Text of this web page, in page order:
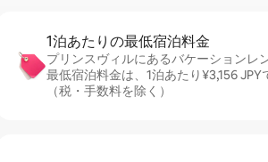
1泊あたりの最⁠低⁠宿⁠泊⁠料⁠金
プリンスヴィルにあるバケーションレ
最低宿泊料金は、1泊あたり¥3,156 JPY
（税・手数料を除く）